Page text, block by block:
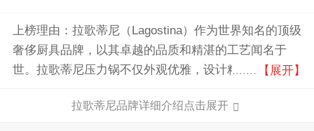
上榜理由：拉歌蒂尼（Lagostina）作为世界知名的顶级
奢侈厨具品牌，以其卓越的品质和精湛的工艺闻名于
世。拉歌蒂尼压力锅不仅外观优雅，设计精美，更以其
保长期使用不变形、不生锈。
【展开】
拉歌蒂尼品牌详细介绍点击展开